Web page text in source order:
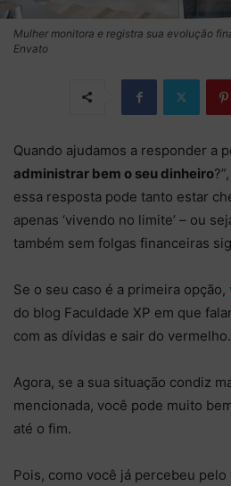
Mulher monitora e registra sua evolução
Envato
Quando ajudamos a responder a
administrar bem o seu dinheiro
essa resposta pode tanto estar
apenas ‘vivendo no limite’ – ou
também sem folgas financeiras
Se o seu caso é a primeira opção,
do blog Faculdade XP em que
com as dívidas e sair do vermelho.
Agora, se a sua situação condiz
mencionada, você pode muito
até o fim.
Pois, como você já percebeu